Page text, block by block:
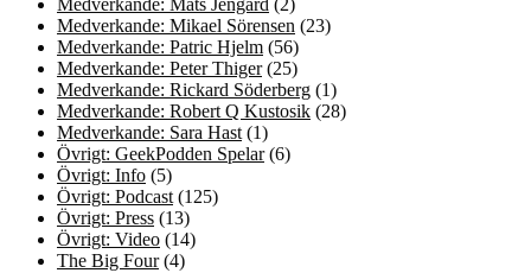
Medverkande: Mats Jengard (2)
Medverkande: Mikael Sörensen (23)
Medverkande: Patric Hjelm (56)
Medverkande: Peter Thiger(25)
Medverkande: Rickard Söderberg (1)
Medverkande: Robert Q Kustosik (28)
Medverkande: Sara Hast (1)
Övrigt: GeekPodden Spelar(6)
Övrigt: Info (5)
Övrigt: Podcast (125)
Övrigt: Press (13)
Övrigt: Video (14)
The Big Four(4)